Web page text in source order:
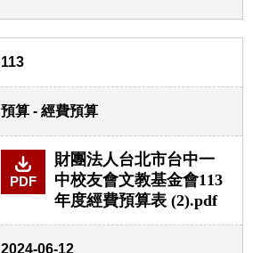
113
預算 - 經費預算
PDF
財團法人台北市台中一
中校友會文教基金會113
年度經費預算表 (2).pdf
2024-06-12